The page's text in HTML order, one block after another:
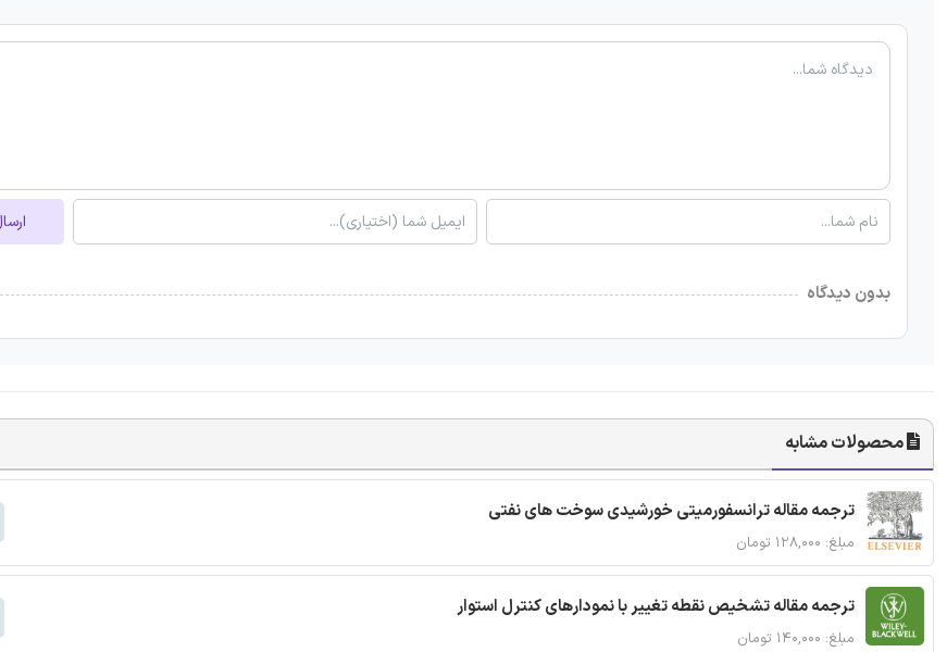
بدون دیدگاه
محصولات مشابه
ترجمه مقاله ترانسفورمیتی خورشیدی سوخت های نفتی
مبلغ: ۱۲۸,۰۰۰ تومان
ترجمه مقاله تشخیص نقطه تغییر با نمودارهای کنترل استوار
مبلغ: ۱۴۰,۰۰۰ تومان